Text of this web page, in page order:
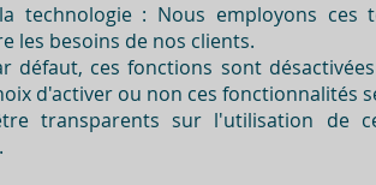
technologie : Nous employons ces
les besoins de nos clients.
défaut, ces fonctions sont
d'activer ou non ces fonctionnalités
transparents sur l'utilisation de